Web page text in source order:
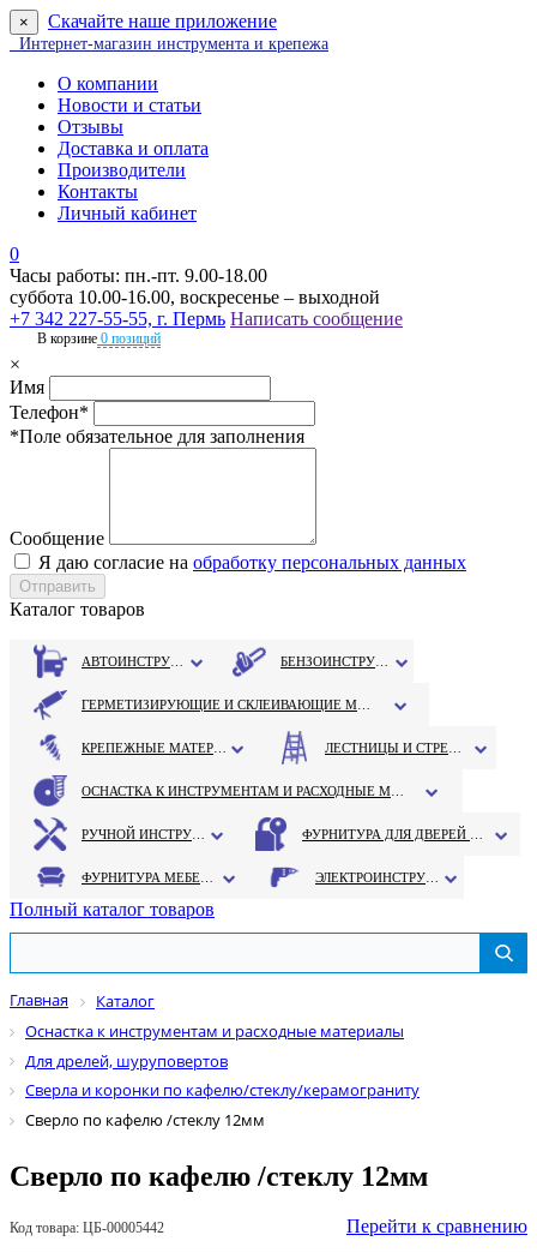
× Скачайте наше приложение
Интернет-магазин инструмента и крепежа
О компании
Новости и статьи
Отзывы
Доставка и оплата
Производители
Контакты
Личный кабинет
0
Часы работы: пн.-пт. 9.00-18.00
суббота 10.00-16.00, воскресенье – выходной
+7 342 227-55-55, г. Пермь Написать сообщение
В корзине 0 позиций
×
Имя
Телефон*
*Поле обязательное для заполнения
Сообщение
Я даю согласие на обработку персональных данных
Каталог товаров
Полный каталог товаров
Главная
Каталог
Оснастка к инструментам и расходные материалы
Для дрелей, шуруповертов
Сверла и коронки по кафелю/стеклу/керамограниту
Сверло по кафелю /стеклу 12мм
Сверло по кафелю /стеклу 12мм
Код товара: ЦБ-00005442 Перейти к сравнению